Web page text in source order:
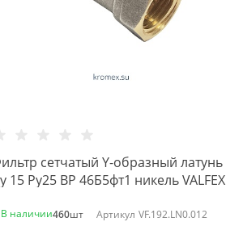
сетчатый Y-образный латунь
15 Ру25 ВР 46Б5фт1 никель VALFEX
В наличии460шт Артикул VF.192.LN0.012